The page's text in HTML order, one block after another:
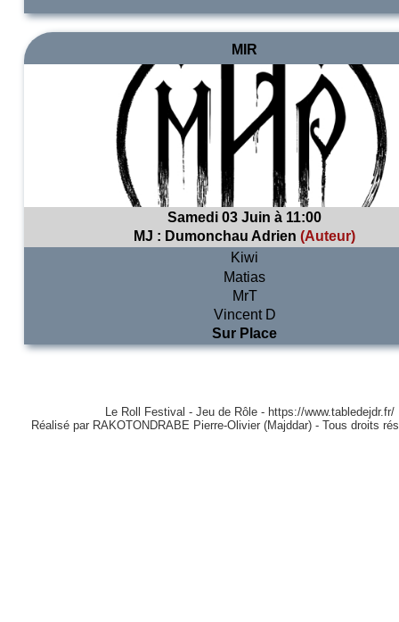
MIR
Samedi 03 Juin à 11:00
MJ : Dumonchau Adrien (Auteur)
Kiwi
Matias
MrT
Vincent D
Sur Place
Le Roll Festival - Jeu de Rôle - https://www.tabledejdr.fr/
Réalisé par RAKOTONDRABE Pierre-Olivier (Majddar) - Tous droits